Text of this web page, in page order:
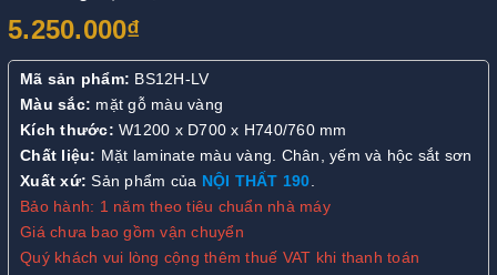
5.250.000₫
Mã sản phẩm: BS12H-LV
Màu sắc: mặt gỗ màu vàng
Kích thước: W1200 x D700 x H740/760 mm
Chất liệu: Mặt laminate màu vàng. Chân, yếm và hộc sắt sơn
Xuất xứ: Sản phẩm của NỘI THẤT 190.
Bảo hành: 1 năm theo tiêu chuẩn nhà máy
Giá chưa bao gồm vận chuyển
Quý khách vui lòng cộng thêm thuế VAT khi thanh toán